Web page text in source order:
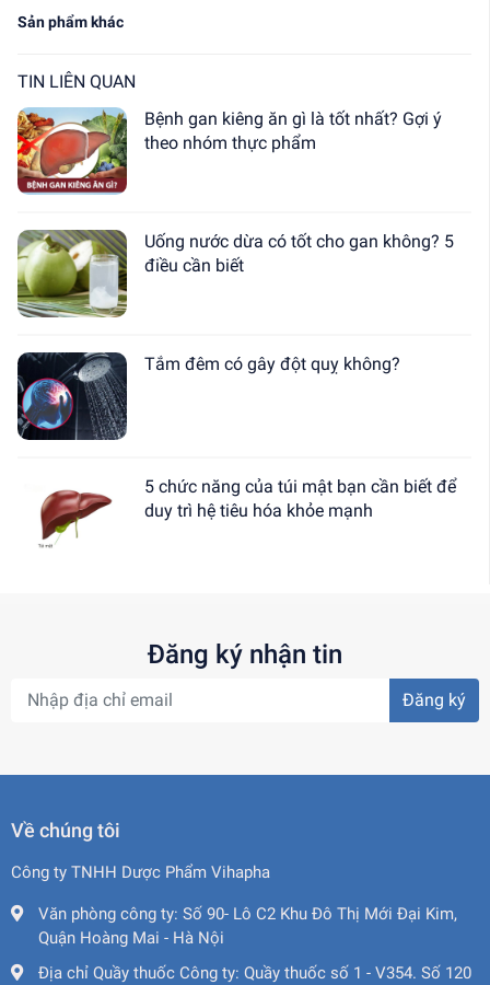
Sản phẩm khác
TIN LIÊN QUAN
Bệnh gan kiêng ăn gì là tốt nhất? Gợi ý
theo nhóm thực phẩm
Uống nước dừa có tốt cho gan không? 5
điều cần biết
Tắm đêm có gây đột quỵ không?
5 chức năng của túi mật bạn cần biết để
duy trì hệ tiêu hóa khỏe mạnh
Đăng ký nhận tin
Đăng ký
Về chúng tôi
Công ty TNHH Dược Phẩm Vihapha
Văn phòng công ty: Số 90- Lô C2 Khu Đô Thị Mới Đại Kim,
Quận Hoàng Mai - Hà Nội
Địa chỉ Quầy thuốc Công ty: Quầy thuốc số 1 - V354. Số 120